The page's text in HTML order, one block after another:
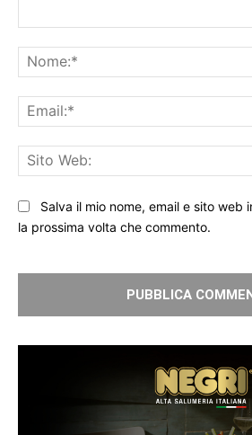
Salva il mio nome, email e sito web
la prossima volta che commento.